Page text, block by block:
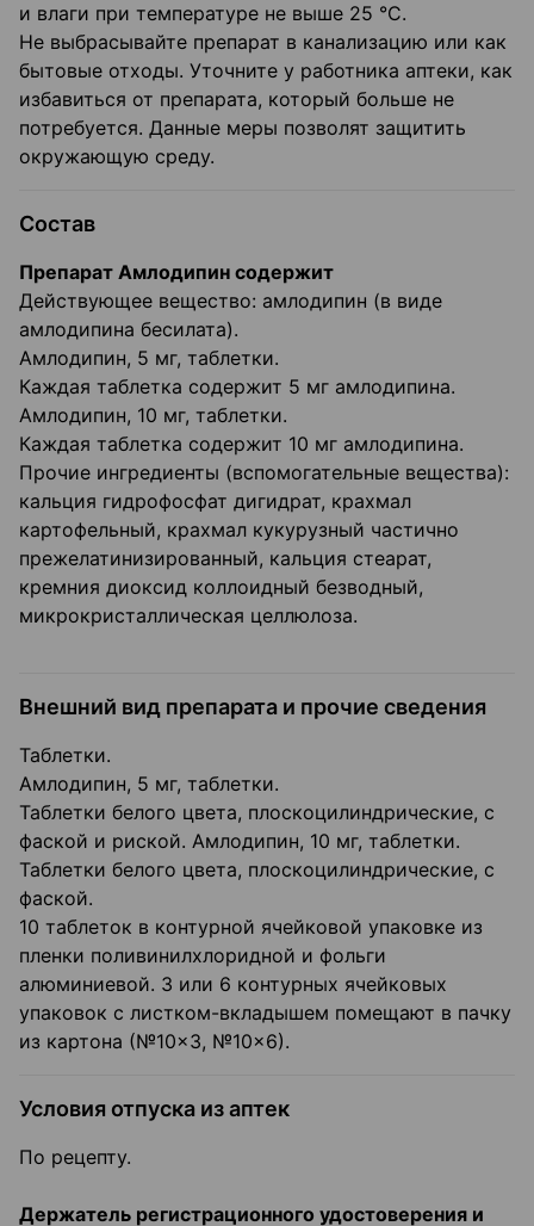
и влаги при температуре не выше 25 °С.
Не выбрасывайте препарат в канализацию или как
бытовые отходы. Уточните у работника аптеки, как
избавиться от препарата, который больше не
потребуется. Данные меры позволят защитить
окружающую среду.
Состав
Препарат Амлодипин содержит
Действующее вещество: амлодипин (в виде
амлодипина бесилата).
Амлодипин, 5 мг, таблетки.
Каждая таблетка содержит 5 мг амлодипина.
Амлодипин, 10 мг, таблетки.
Каждая таблетка содержит 10 мг амлодипина.
Прочие ингредиенты (вспомогательные вещества):
кальция гидрофосфат дигидрат, крахмал
картофельный, крахмал кукурузный частично
прежелатинизированный, кальция стеарат,
кремния диоксид коллоидный безводный,
микрокристаллическая целлюлоза.
Внешний вид препарата и прочие сведения
Таблетки.
Амлодипин, 5 мг, таблетки.
Таблетки белого цвета, плоскоцилиндрические, с
фаской и риской. Амлодипин, 10 мг, таблетки.
Таблетки белого цвета, плоскоцилиндрические, с
фаской.
10 таблеток в контурной ячейковой упаковке из
пленки поливинилхлоридной и фольги
алюминиевой. 3 или 6 контурных ячейковых
упаковок с листком-вкладышем помещают в пачку
из картона (№10×3, №10×6).
Условия отпуска из аптек
По рецепту.
Держатель регистрационного удостоверения и